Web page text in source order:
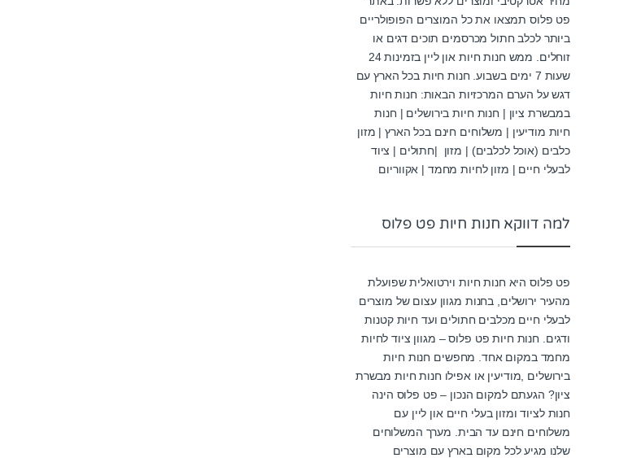
פט פלוס תמצאו את כל המוצרים הפופולריים
ביותר לכלב חתול מכרסמים תוכים דגים או
זוחלים. ממש חנות חיות און ליין בזמינות 24
שעות 7 ימים בשבוע. חנות חיות בכל הארץ עם
דגש על הערם המרכזיות הבאות: חנות חיות
במבשרת ציון | חנות חיות בירושלים | חנות
חיות מודיעין | משלוחים חינם בכל הארץ | מזון
כלבים (אוכל לכלבים) | מזון |חתולים | ציוד
לבעלי חיים | מזון לחיות מחמד | אקווריום
למה דווקא חנות חיות פט פלוס
פט פלוס היא חנות חיות וירטואלית שפועלת
מהעיר ירושלים, בחנות מגוון עצום של מוצרים
לבעלי חיים מכלבים חתולים ועד חיות קטנות
ודגים. חנות חיות פט פלוס – מגוון ציוד לחיות
מחמד במקום אחד. מחפשים חנות חיות
בירושלים ,מודיעין או אפילו חנות חיות מבשרת
ציון? הגעתם למקום הנכון – פט פלוס הינה
חנות לציוד ומזון בעלי חיים און ליין עם
משלוחים חינם עד הבית. מערך המשלוחים
שלנו מגיע לכל מקום בארץ עם מוצרים